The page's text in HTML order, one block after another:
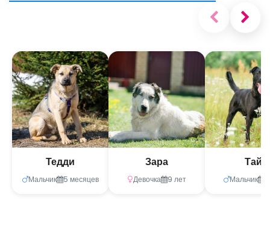
Тедди
Мальчик 5 месяцев
Зара
Девочка 9 лет
Тай
Мальчик